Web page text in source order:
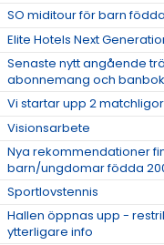
SO miditour för barn födda
Elite Hotels Next
Senaste nytt angående
abonnemang och
Vi startar upp 2 matchligor
Visionsarbete
Nya rekommendationer
barn/ungdomar födda
Sportlovstennis
Hallen öppnas upp -
ytterligare info